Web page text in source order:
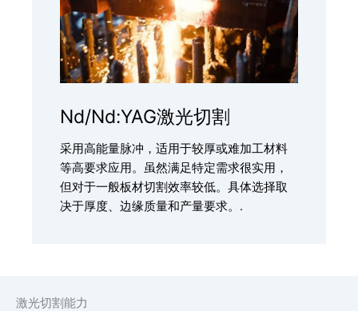
Nd/Nd:YAG激光切割
采用高能量脉冲，适用于较厚或难加工材料
等高要求应用。虽然满足特定需求很实用，
但对于一般板材切割效率较低。具体选择取
决于厚度、边缘质量和产量要求。.
激光切割能力